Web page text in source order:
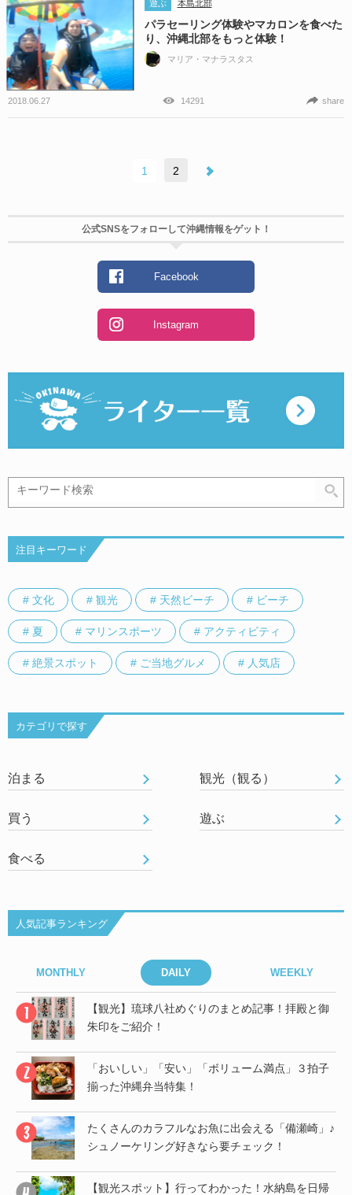
遊ぶ 本島北部
パラセーリング体験やマカロンを食べた
り、沖縄北部をもっと体験！
マリア・マナラスタス
2018.06.27 14291 share
1 2
公式SNSをフォローして沖縄情報をゲット！
Facebook
Instagram
注目キーワード
# 文化 # 観光 # 天然ビーチ # ビーチ
# 夏 # マリンスポーツ # アクティビティ
# 絶景スポット # ご当地グルメ # 人気店
カテゴリで探す
泊まる 観光（観る）
買う 遊ぶ
食べる
人気記事ランキング
MONTHLY DAILY WEEKLY
【観光】琉球八社めぐりのまとめ記事！拝殿と御
朱印をご紹介！
「おいしい」「安い」「ボリューム満点」３拍子
揃った沖縄弁当特集！
たくさんのカラフルなお魚に出会える「備瀬崎」♪
シュノーケリング好きなら要チェック！
【観光スポット】行ってわかった！水納島を日帰